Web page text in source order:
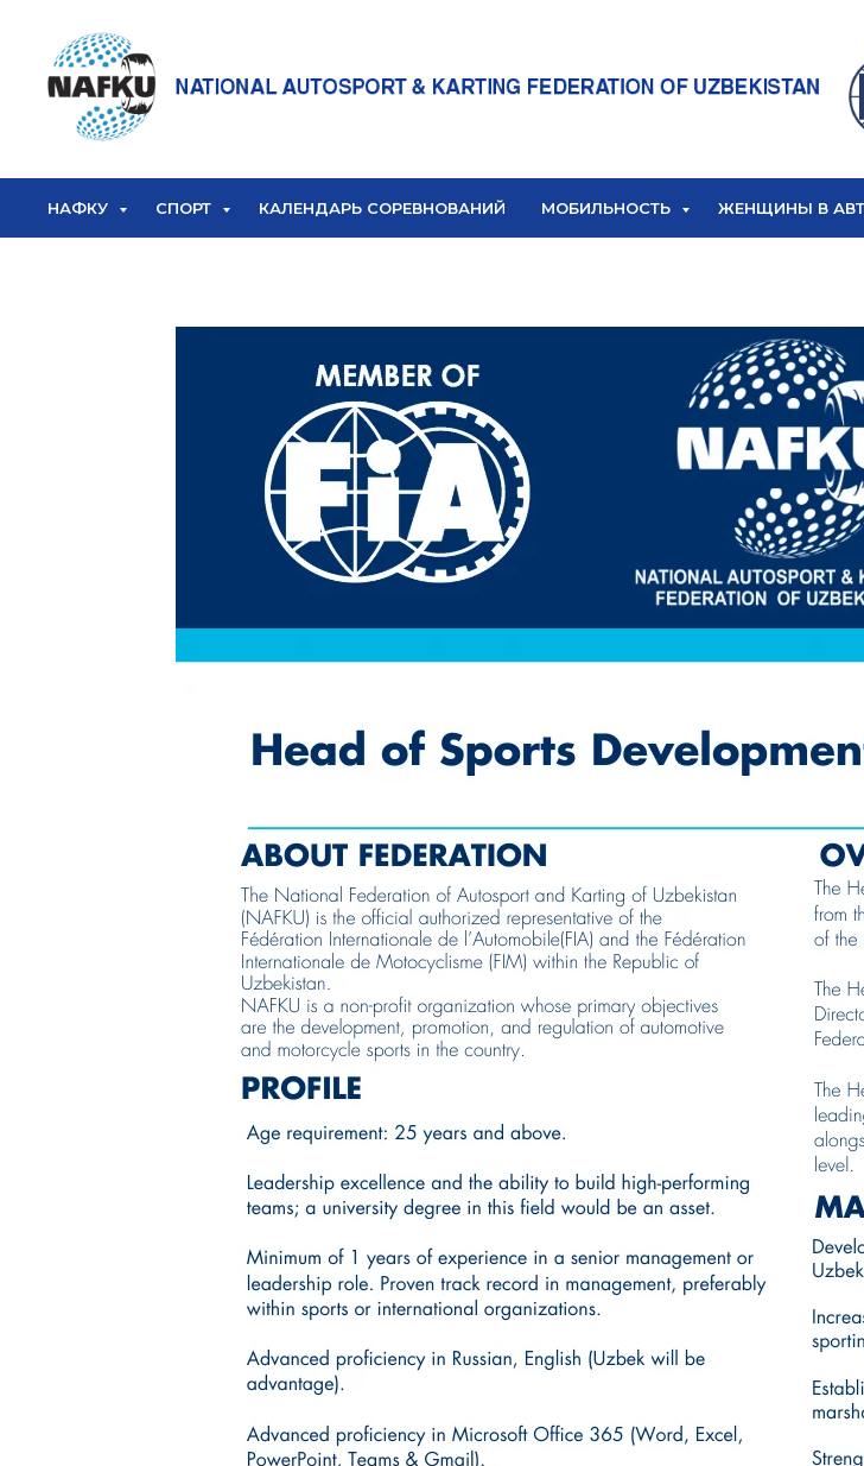
НАФКУ СПОРТ КАЛЕНДАРЬ СОРЕВНОВАНИЙ МОБИЛЬНОСТЬ ЖЕНЩИНЫ В